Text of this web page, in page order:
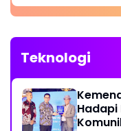
Teknologi
Hadapi